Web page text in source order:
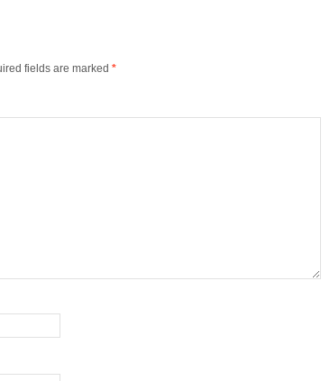
fields are marked *